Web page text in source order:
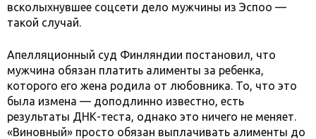
всколыхнувшее соцсети дело мужчины из Эспоо —
такой случай.
Апелляционный суд Финляндии постановил, что
мужчина обязан платить алименты за ребенка,
которого его жена родила от любовника. То, что это
была измена — доподлинно известно, есть
результаты ДНК-теста, однако это ничего не меняет.
«Виновный» просто обязан выплачивать алименты до